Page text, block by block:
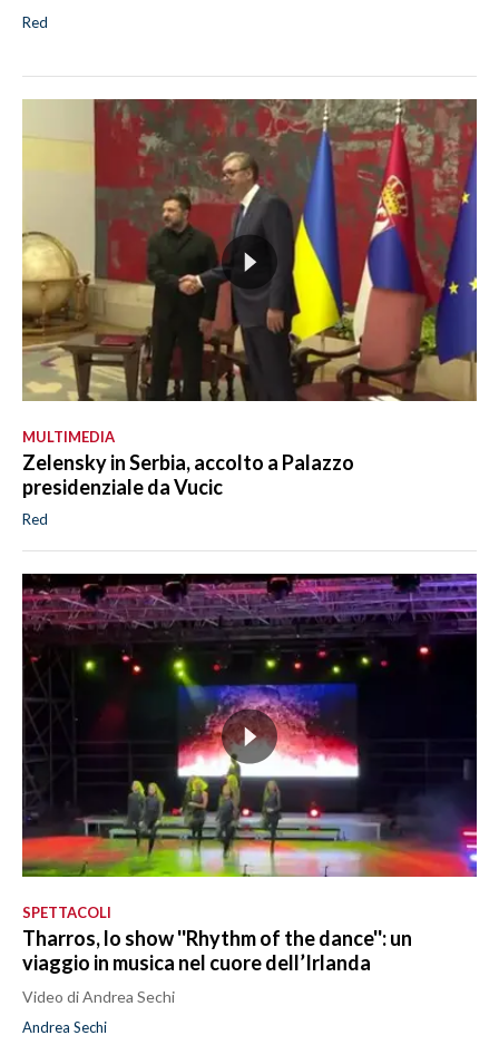
Red
MULTIMEDIA
Zelensky in Serbia, accolto a Palazzo
presidenziale da Vucic
Red
SPETTACOLI
Tharros, lo show ''Rhythm of the dance'': un
viaggio in musica nel cuore dell’Irlanda
Video di Andrea Sechi
Andrea Sechi